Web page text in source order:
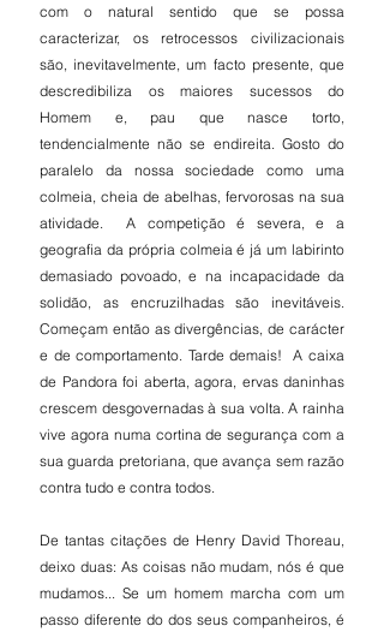
com o natural sentido que se possa
caracterizar, os retrocessos civilizacionais
são, inevitavelmente, um facto presente, que
descredibiliza os maiores sucessos do
Homem e, pau que nasce torto,
tendencialmente não se endireita. Gosto do
paralelo da nossa sociedade como uma
colmeia, cheia de abelhas, fervorosas na sua
atividade.  A competição é severa, e a
geografia da própria colmeia é já um labirinto
demasiado povoado, e na incapacidade da
solidão, as encruzilhadas são inevitáveis.
Começam então as divergências, de carácter
e de comportamento. Tarde demais!  A caixa
de Pandora foi aberta, agora, ervas daninhas
crescem desgovernadas à sua volta. A rainha
vive agora numa cortina de segurança com a
sua guarda pretoriana, que avança sem razão
contra tudo e contra todos.
De tantas citações de Henry David Thoreau,
deixo duas: As coisas não mudam, nós é que
mudamos... Se um homem marcha com um
passo diferente do dos seus companheiros, é